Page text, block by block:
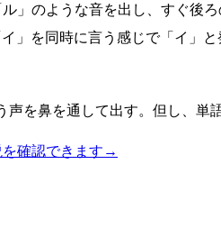
」のような音を出し、すぐ後ろ
」を同時に言う感じで「イ」と
声を鼻を通して出す。但し、
確認できます →